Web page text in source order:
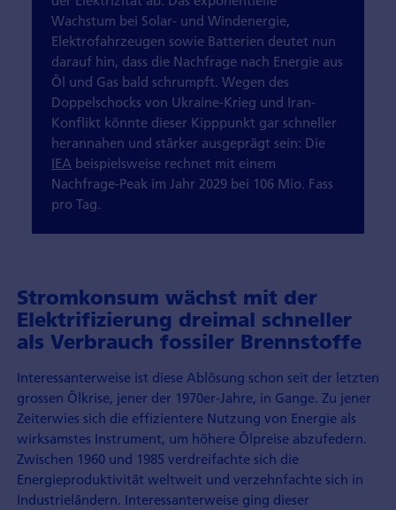
Wachstum bei Solar- und Windenergie,
Elektrofahrzeugen sowie Batterien deutet nun
darauf hin, dass die Nachfrage nach Energie aus
Öl und Gas bald schrumpft. Wegen des
Doppelschocks von Ukraine-Krieg und Iran-
Konflikt könnte dieser Kipppunkt gar schneller
herannahen und stärker ausgeprägt sein: Die
IEA beispielsweise rechnet mit einem
Nachfrage-Peak im Jahr 2029 bei 106 Mio. Fass
pro Tag.
Stromkonsum wächst mit der
Elektrifizierung dreimal schneller
als Verbrauch fossiler Brennstoffe
Interessanterweise ist diese Ablösung schon seit der letzten
grossen Ölkrise, jener der 1970er-Jahre, in Gange. Zu jener
Zeiterwies sich die effizientere Nutzung von Energie als
wirksamstes Instrument, um höhere Ölpreise abzufedern.
Zwischen 1960 und 1985 verdreifachte sich die
Energieproduktivität weltweit und verzehnfachte sich in
Industrieländern. Interessanterweise ging dieser